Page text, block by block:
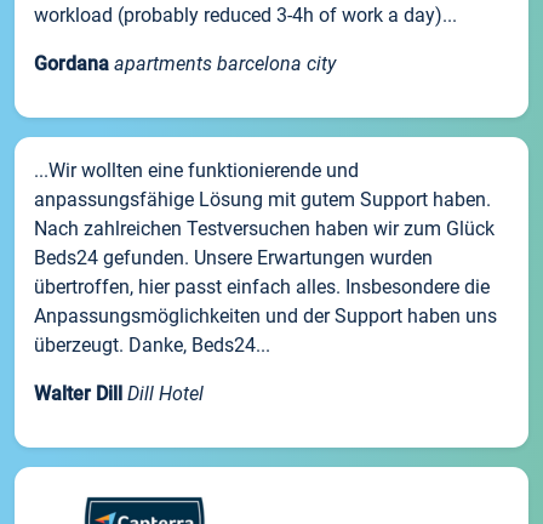
workload (probably reduced 3-4h of work a day)...
Gordana apartments barcelona city
...Wir wollten eine funktionierende und
anpassungsfähige Lösung mit gutem Support haben.
Nach zahlreichen Testversuchen haben wir zum Glück
Beds24 gefunden. Unsere Erwartungen wurden
übertroffen, hier passt einfach alles. Insbesondere die
Anpassungsmöglichkeiten und der Support haben uns
überzeugt. Danke, Beds24...
Walter Dill Dill Hotel